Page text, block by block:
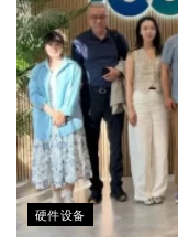
硬件设备